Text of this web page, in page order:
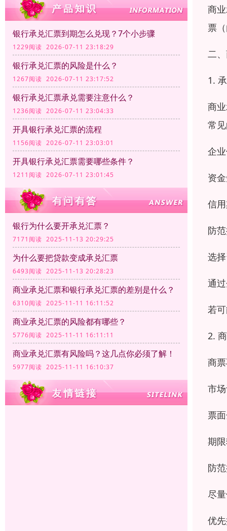
银行承兑汇票到期怎么兑现？7个小步骤
1229阅读 2026-07-11 23:18:29
银行承兑汇票的风险是什么？
1267阅读 2026-07-11 23:17:52
银行承兑汇票承兑需要注意什么？
1236阅读 2026-07-11 23:04:33
开具银行承兑汇票的流程
1156阅读 2026-07-11 23:03:01
开具银行承兑汇票需要哪些条件？
1211阅读 2026-07-11 23:01:45
银行为什么要开承兑汇票？
7171阅读 2025-11-13 20:29:25
为什么要把贷款变成承兑汇票
6493阅读 2025-11-13 20:28:23
商业承兑汇票和银行承兑汇票的差别是什么？
6310阅读 2025-11-11 16:11:52
商业承兑汇票的风险都有哪些？
5776阅读 2025-11-11 16:11:11
商业承兑汇票有风险吗？这几点你必须了解！
5977阅读 2025-11-11 16:10:37
商
票
二
1.
商
常
企
资
信
防
选
通
若
2.
商
市
票
期
防
尽
优